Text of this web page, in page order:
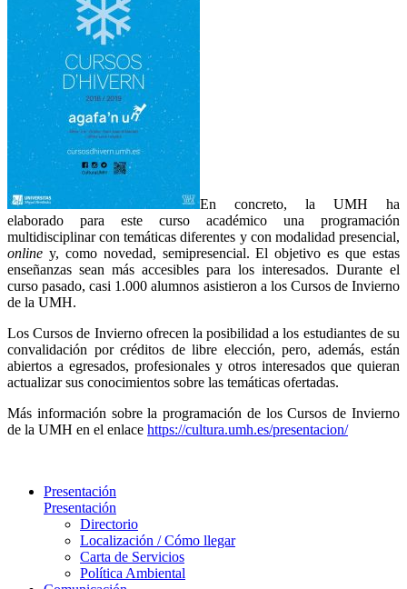
En concreto, la UMH ha
elaborado para este curso académico una programación
multidisciplinar con temáticas diferentes y con modalidad presencial,
online y, como novedad, semipresencial. El objetivo es que estas
enseñanzas sean más accesibles para los interesados. Durante el
curso pasado, casi 1.000 alumnos asistieron a los Cursos de Invierno
de la UMH.
Los Cursos de Invierno ofrecen la posibilidad a los estudiantes de su
convalidación por créditos de libre elección, pero, además, están
abiertos a egresados, profesionales y otros interesados que quieran
actualizar sus conocimientos sobre las temáticas ofertadas.
Más información sobre la programación de los Cursos de Invierno
de la UMH en el enlace https://cultura.umh.es/presentacion/
Presentación
Presentación
Directorio
Localización / Cómo llegar
Carta de Servicios
Política Ambiental